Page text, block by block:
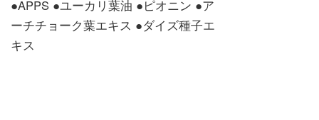
●APPS ●ユーカリ葉油 ●ピオニン ●ア
ーチチョーク葉エキス ●ダイズ種子エ
キス